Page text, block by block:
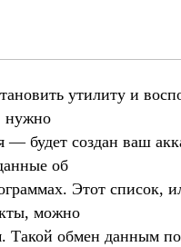
утилиту и
нужно
— будет создан ваш
об
Этот список,
можно
Такой обмен данным